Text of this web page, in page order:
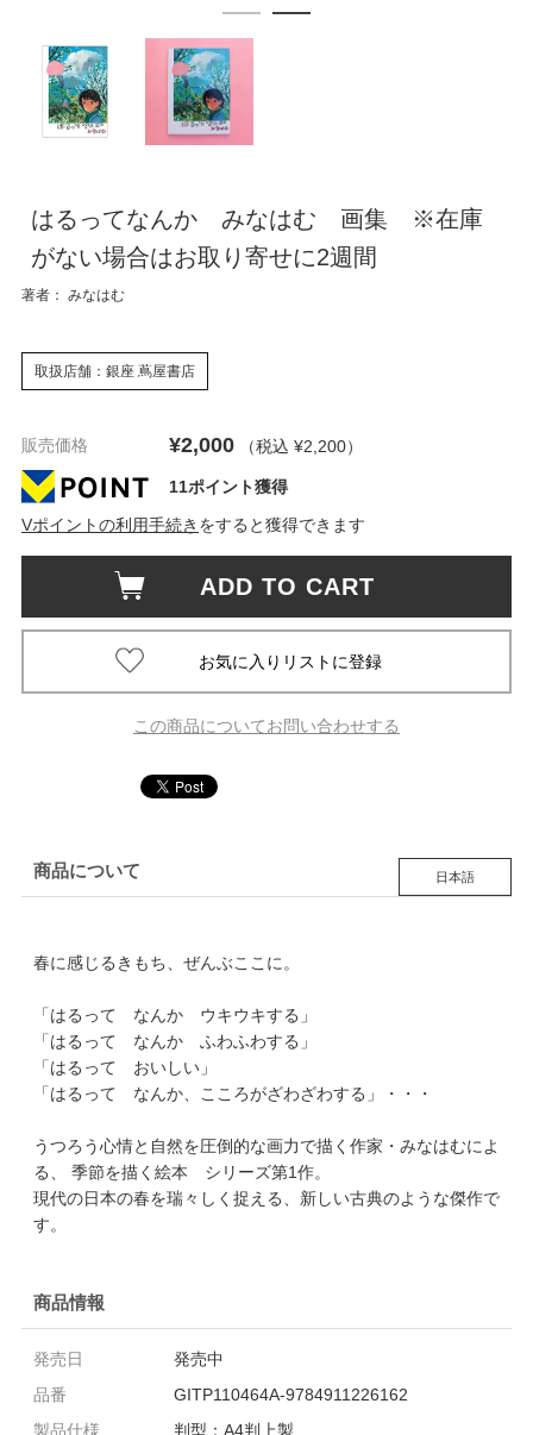
はるってなんか みなはむ 画集 ※在庫
がない場合はお取り寄せに2週間
著者： みなはむ
取扱店舗：銀座 蔦屋書店
販売価格 ¥2,000 （税込 ¥2,200）
11ポイント獲得
Vポイントの利用手続き をすると獲得できます
ADD TO CART
この商品についてお問い合わせする
商品について 日本語
春に感じるきもち、ぜんぶここに。
「はるって なんか ウキウキする」
「はるって なんか ふわふわする」
「はるって おいしい」
「はるって なんか、こころがざわざわする」・・・
うつろう心情と自然を圧倒的な画力で描く作家・みなはむによ
る、 季節を描く絵本 シリーズ第1作。
現代の日本の春を瑞々しく捉える、新しい古典のような傑作で
す。
商品情報
発売日
発売中
品番
GITP110464A-9784911226162
製品仕様
判型：A4判上製